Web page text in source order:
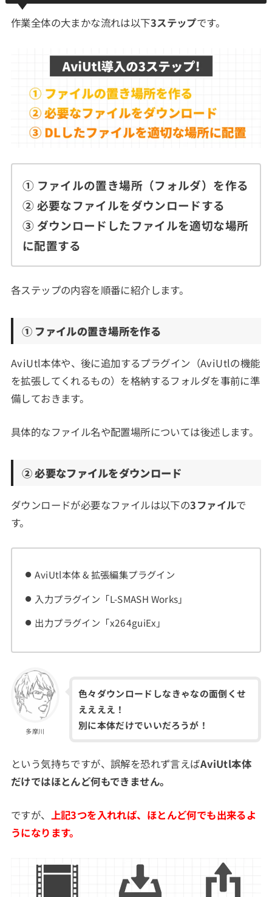
作業全体の大まかな流れは以下3ステップです。
① ファイルの置き場所（フォルダ）を作る
② 必要なファイルをダウンロードする
③ ダウンロードしたファイルを適切な場所
に配置する
各ステップの内容を順番に紹介します。
① ファイルの置き場所を作る
AviUtl本体や、後に追加するプラグイン（AviUtlの機能
を拡張してくれるもの）を格納するフォルダを事前に準
備しておきます。
具体的なファイル名や配置場所については後述します。
② 必要なファイルをダウンロード
ダウンロードが必要なファイルは以下の3ファイルで
す。
AviUtl本体 & 拡張編集プラグイン
入力プラグイン「L-SMASH Works」
出力プラグイン「x264guiEx」
多摩川
色々ダウンロードしなきゃなの面倒くせ
ええええ！
別に本体だけでいいだろうが！
という気持ちですが、誤解を恐れず言えばAviUtl本体
だけではほとんど何もできません。
ですが、 上記3つを入れれば、ほとんど何でも出来るよ
うになります。